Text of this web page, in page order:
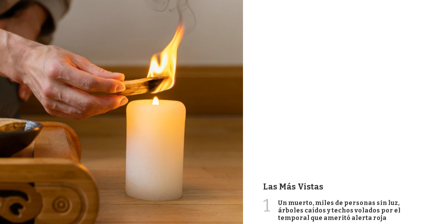
Las Más Vistas
1
Un muerto, miles de personas sin luz,
árboles caídos y techos volados por el
temporal que ameritó alerta roja